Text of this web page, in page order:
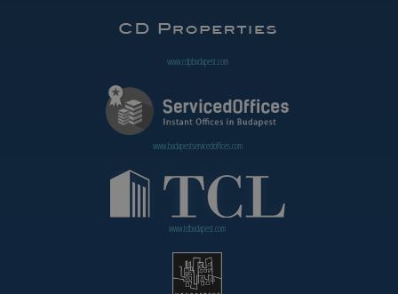
www.cdpbudapest.com
www.budapestservicedoffices.com
www.tclbudapest.com